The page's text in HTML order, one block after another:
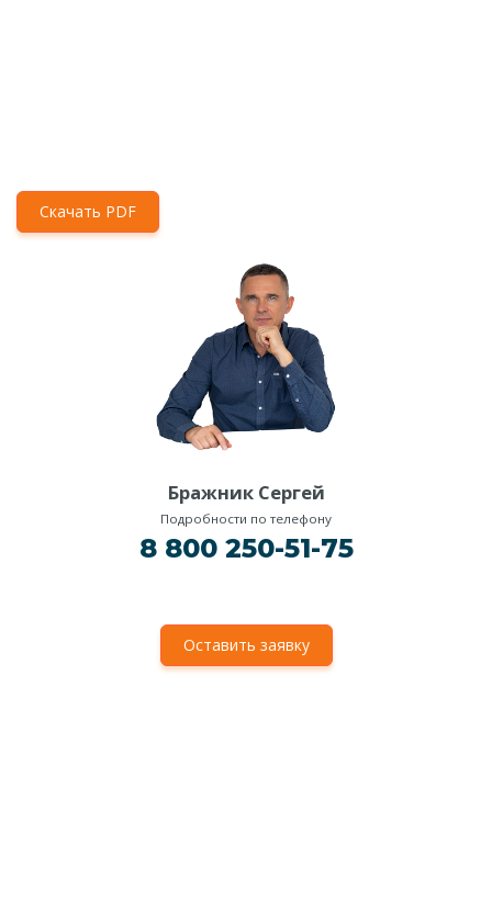
Скачать PDF
Бражник Сергей
Подробности по телефону
8 800 250-51-75
Оставить заявку